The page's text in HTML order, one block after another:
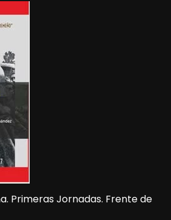
Primeras Jornadas. Frente de